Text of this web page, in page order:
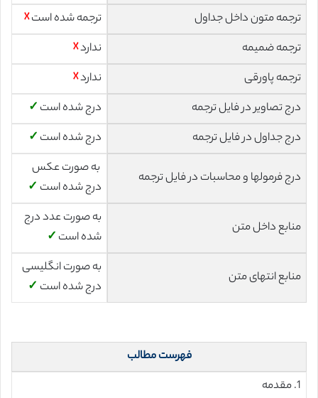
ترجمه متون داخل جداول ترجمه شده است☓
ترجمه ضمیمه
ندارد☓
ترجمه پاورقی
ندارد☓
درج تصاویر در فایل ترجمه
درج شده است ✓
درج جداول در فایل ترجمه
درج شده است ✓
درج فرمولها و محاسبات در فایل ترجمه
به صورت عکس
درج شده است ✓
منابع داخل متن
به صورت عدد درج
شده است ✓
منابع انتهای متن
به صورت انگلیسی
درج شده است ✓
فهرست مطالب
1. مقدمه